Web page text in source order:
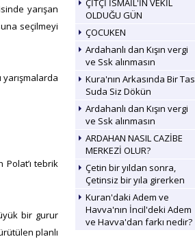
yarışan
seçilmeyi
tebrik
bir gurur
planlı
ÇİTÇİ İSMAİL'İN VEKİL
OLDUĞU GÜN
ÇOCUKEN
Ardahanlı dan Kışın vergi
ve Ssk alınmasın
Kura'nın Arkasında Bir Tas
Suda Siz Dökün
Ardahanlı dan Kışın vergi
ve Ssk alınmasın
ARDAHAN NASIL CAZİBE
MERKEZİ OLUR?
Çetin bir yıldan sonra,
Çetinsiz bir yıla girerken
Kuran'daki Adem ve
Havva'nın İncil'deki Adem
ve Havva'dan farkı nedir?